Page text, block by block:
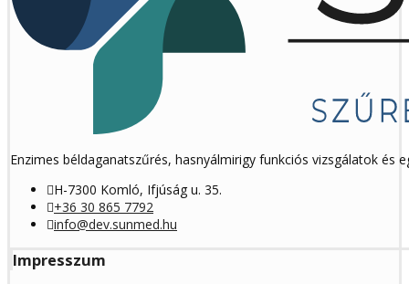
Enzimes béldaganatszűrés, hasnyálmirigy funkciós vizsgálatok és
H-7300 Komló, Ifjúság u. 35.
+36 30 865 7792
info@dev.sunmed.hu
Impresszum